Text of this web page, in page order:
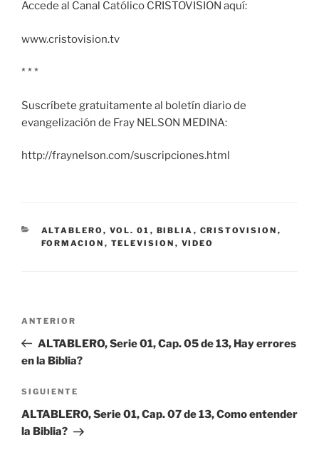
Accede al Canal Católico CRISTOVISION aquí:
www.cristovision.tv
* * *
Suscríbete gratuitamente al boletín diario de
evangelización de Fray NELSON MEDINA:
http://fraynelson.com/suscripciones.html
CATEGORÍAS
ALTABLERO, VOL. 01 , BIBLIA , CRISTOVISION ,
FORMACION , TELEVISION , VIDEO
entradas
Entrada
anterior:
ANTERIOR
ALTABLERO, Serie 01, Cap. 05 de 13, Hay errores
en la Biblia?
Siguiente
entrada
SIGUIENTE
ALTABLERO, Serie 01, Cap. 07 de 13, Como entender
la Biblia?